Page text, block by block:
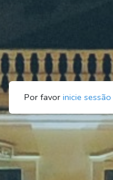
Por favor inicie sessão